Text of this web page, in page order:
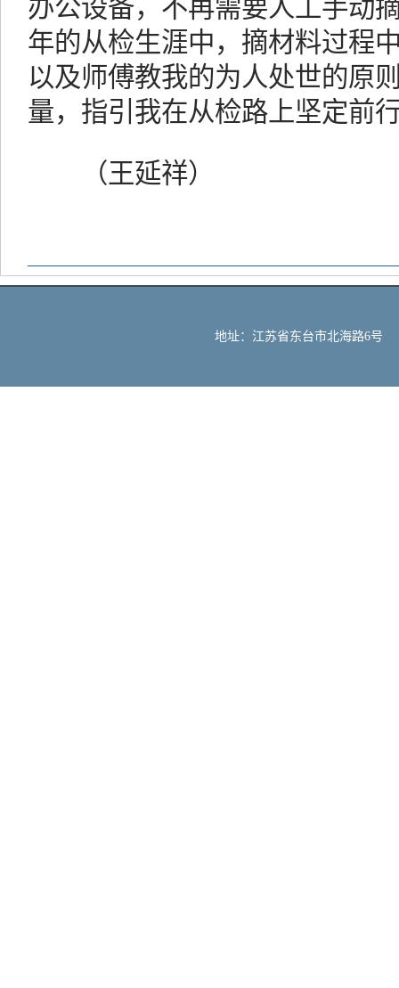
办公设备，不再需要人工手动
年的从检生涯中，摘材料过程
以及师傅教我的为人处世的原
量，指引我在从检路上坚定前
（王延祥）
地址：江苏省东台市北海路6